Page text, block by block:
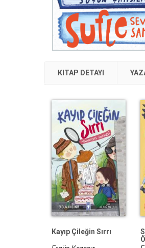
KITAP DETAYI
Kayıp Çileğin Sırrı